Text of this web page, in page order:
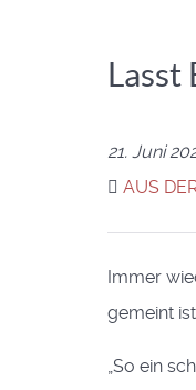
Lasst
21. Juni
AUS
Immer
gemeint
„So ein